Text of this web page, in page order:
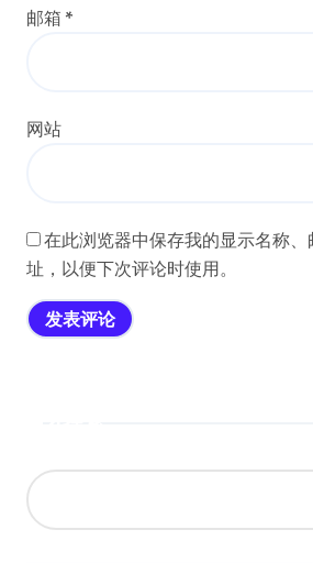
邮箱 *
网站
在此浏览器中保存我的显示名称
址，以便下次评论时使用。